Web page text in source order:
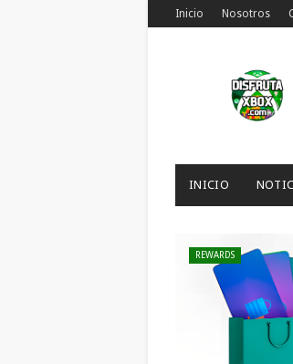
Inicio Nosotros
INICIO
REWARDS